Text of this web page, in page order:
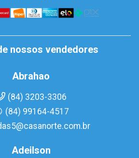
nossos vendedores
Abrahao
(84) 3203-3306
(84) 99164-4517
Adeilson